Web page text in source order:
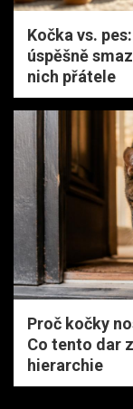
Kočka vs.
úspěšně
nich přátele
Proč kočky
Co tento dar
hierarchie